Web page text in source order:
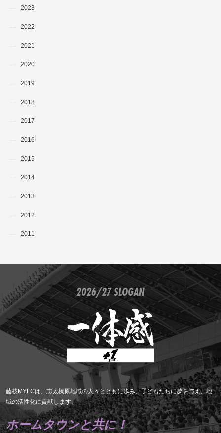
2023
2022
2021
2020
2019
2018
2017
2016
2015
2014
2013
2012
2011
2026/27 SLOGAN
藤枝MYFCは、志太榛原地域の人々とともに歩み、子どもたちに夢を与え、地
域の活性化に貢献します。
ホームタウンと共に！